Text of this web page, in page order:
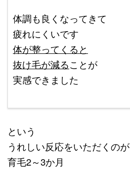
体調も良くなってきて
疲れにくいです
体が整ってくると
抜け毛が減ることが
実感できました
という
うれしい反応をいただくのが
育毛2～3か月